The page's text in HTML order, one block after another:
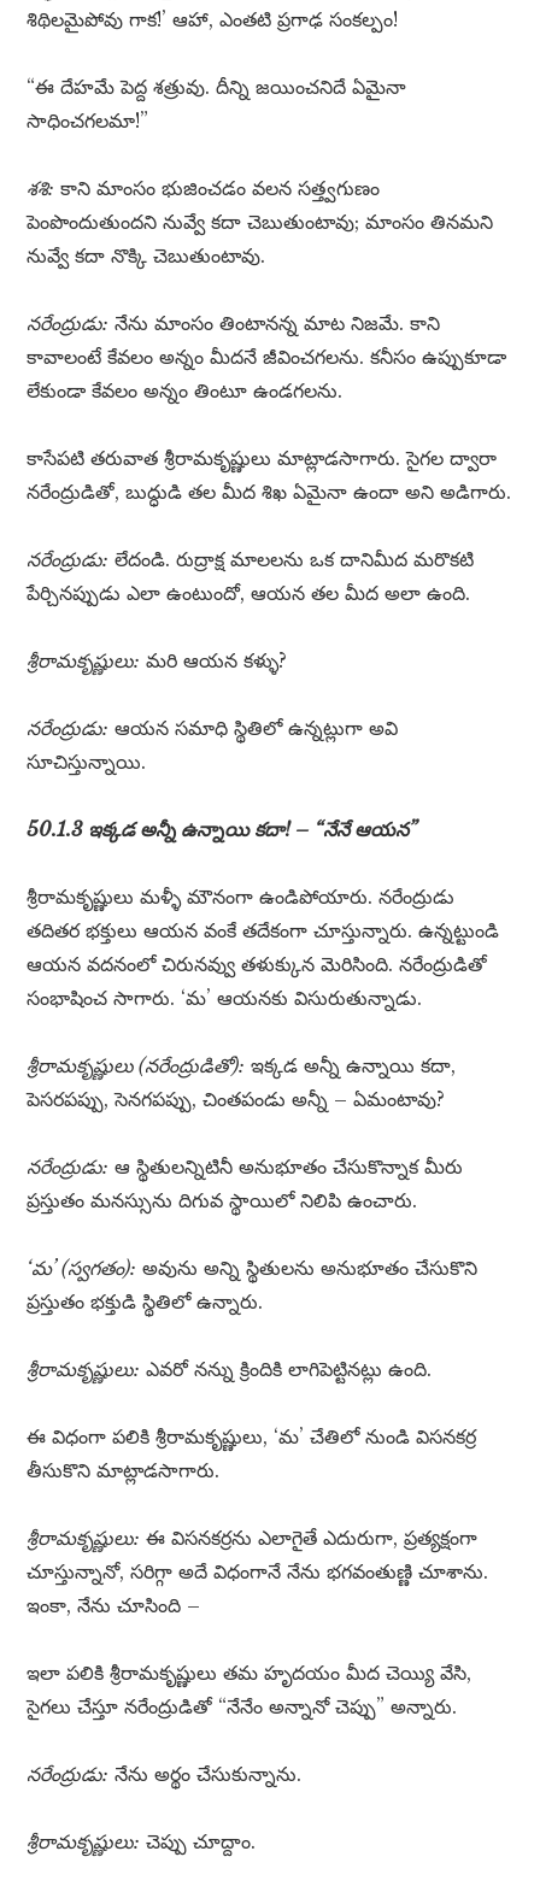
శిథిలమైపోవు గాక!’ ఆహా, ఎంతటి ప్రగాఢ సంకల్పం!
“ఈ దేహమే పెద్ద శత్రువు. దీన్ని జయించనిదే ఏమైనా
సాధించగలమా!”
శశి: కాని మాంసం భుజించడం వలన సత్త్వగుణం
పెంపొందుతుందని నువ్వే కదా చెబుతుంటావు; మాంసం తినమని
నువ్వే కదా నొక్కి చెబుతుంటావు.
నరేంద్రుడు: నేను మాంసం తింటానన్న మాట నిజమే. కాని
కావాలంటే కేవలం అన్నం మీదనే జీవించగలను. కనీసం ఉప్పుకూడా
లేకుండా కేవలం అన్నం తింటూ ఉండగలను.
కాసేపటి తరువాత శ్రీరామకృష్ణులు మాట్లాడసాగారు. సైగల ద్వారా
నరేంద్రుడితో, బుద్ధుడి తల మీద శిఖ ఏమైనా ఉందా అని అడిగారు.
నరేంద్రుడు: లేదండి. రుద్రాక్ష మాలలను ఒక దానిమీద మరొకటి
పేర్చినప్పుడు ఎలా ఉంటుందో, ఆయన తల మీద అలా ఉంది.
శ్రీరామకృష్ణులు: మరి ఆయన కళ్ళు?
నరేంద్రుడు: ఆయన సమాధి స్థితిలో ఉన్నట్లుగా అవి
సూచిస్తున్నాయి.
50.1.3 ఇక్కడ అన్నీ ఉన్నాయి కదా! – “నేనే ఆయన”
శ్రీరామకృష్ణులు మళ్ళీ మౌనంగా ఉండిపోయారు. నరేంద్రుడు
తదితర భక్తులు ఆయన వంకే తదేకంగా చూస్తున్నారు. ఉన్నట్టుండి
ఆయన వదనంలో చిరునవ్వు తళుక్కున మెరిసింది. నరేంద్రుడితో
సంభాషించ సాగారు. ‘మ’ ఆయనకు విసురుతున్నాడు.
శ్రీరామకృష్ణులు (నరేంద్రుడితో): ఇక్కడ అన్నీ ఉన్నాయి కదా,
పెసరపప్పు, సెనగపప్పు, చింతపండు అన్నీ – ఏమంటావు?
నరేంద్రుడు: ఆ స్థితులన్నిటినీ అనుభూతం చేసుకొన్నాక మీరు
ప్రస్తుతం మనస్సును దిగువ స్థాయిలో నిలిపి ఉంచారు.
‘మ’ (స్వగతం): అవును అన్ని స్థితులను అనుభూతం చేసుకొని
ప్రస్తుతం భక్తుడి స్థితిలో ఉన్నారు.
శ్రీరామకృష్ణులు: ఎవరో నన్ను క్రిందికి లాగిపెట్టినట్లు ఉంది.
ఈ విధంగా పలికి శ్రీరామకృష్ణులు, ‘మ’ చేతిలో నుండి విసనకర్ర
తీసుకొని మాట్లాడసాగారు.
శ్రీరామకృష్ణులు: ఈ విసనకర్రను ఎలాగైతే ఎదురుగా, ప్రత్యక్షంగా
చూస్తున్నానో, సరిగ్గా అదే విధంగానే నేను భగవంతుణ్ణి చూశాను.
ఇంకా, నేను చూసింది –
ఇలా పలికి శ్రీరామకృష్ణులు తమ హృదయం మీద చెయ్యి వేసి,
సైగలు చేస్తూ నరేంద్రుడితో “నేనేం అన్నానో చెప్పు” అన్నారు.
నరేంద్రుడు: నేను అర్థం చేసుకున్నాను.
శ్రీరామకృష్ణులు: చెప్పు చూద్దాం.